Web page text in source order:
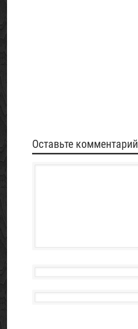
Оставьте комментарий